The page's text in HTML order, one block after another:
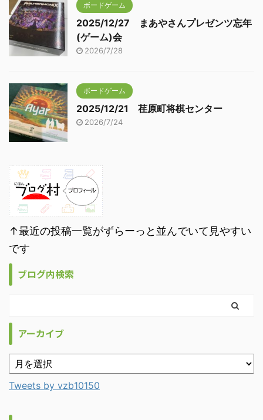
ボードゲーム
2025/12/27 まあやさんプレゼンツ忘年
(ゲーム)会
2026/7/28
ボードゲーム
2025/12/21 荏原町将棋センター
2026/7/24
↑最近の投稿一覧がずらーっと並んでいて見やすい
です
ブログ内検索
アーカイブ
Tweets by vzb10150